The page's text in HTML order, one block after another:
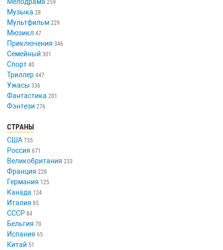
259
Музыка 28
Мультфильм 229
Мюзикл 47
Приключения 346
Семейный 301
Спорт 40
Триллер 447
Ужасы 336
Фантастика 201
Фэнтези 276
СТРАНЫ
США 735
Россия 671
Великобритания 233
Франция 228
Германия 125
Канада 124
Италия 85
СССР 84
Бельгия 70
Испания 65
Китай 51